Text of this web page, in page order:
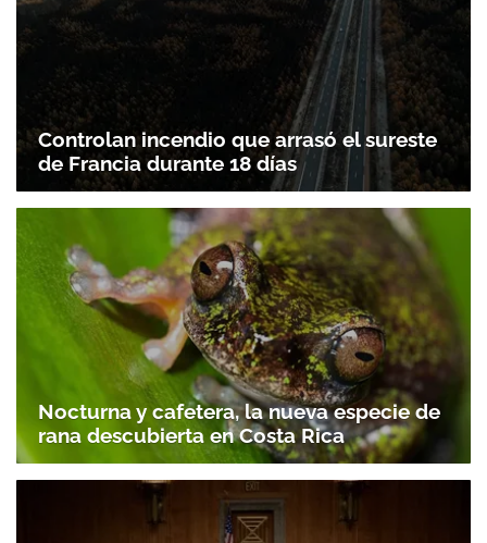
Controlan incendio que arrasó el sureste
de Francia durante 18 días
Nocturna y cafetera, la nueva especie de
rana descubierta en Costa Rica